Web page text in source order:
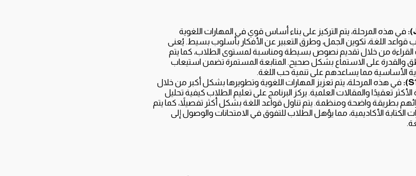
في هذه المرحلة، يتم التركيز على بناء أساس قوي في المهارات اللغوية
قواعد اللغة، تكوين الجمل، وطرق التعبير عن الأفكار بأسلوب بسيط. يُعنى
القراءة من خلال تقديم نصوص بسيطة ومناسبة لمستوى الطلاب، كما يتم
والقدرة على الاستماع بشكل صحيح. المتابعة المستمرة تضمن استيعاب
الأساسية مما يساعدهم على تنمية حب اللغة.
في هذه المرحلة، يتم تعزيز المهارات اللغوية وتطويرها بشكل أكبر من خلال
تعقيدًا والمقالات العلمية. يركز البرنامج على تعليم الطلاب كيفية تحليل
بطريقة واضحة ومنظمة. يتم تناول قواعد اللغة بشكل أكثر تفصيلاً، كما يتم
الكتابة الأكاديمية، مما يؤهل الطلاب للتفوق في الامتحانات والوصول إلى